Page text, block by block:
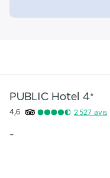
PUBLIC Hotel 4*
4,6 2 527 avis
-